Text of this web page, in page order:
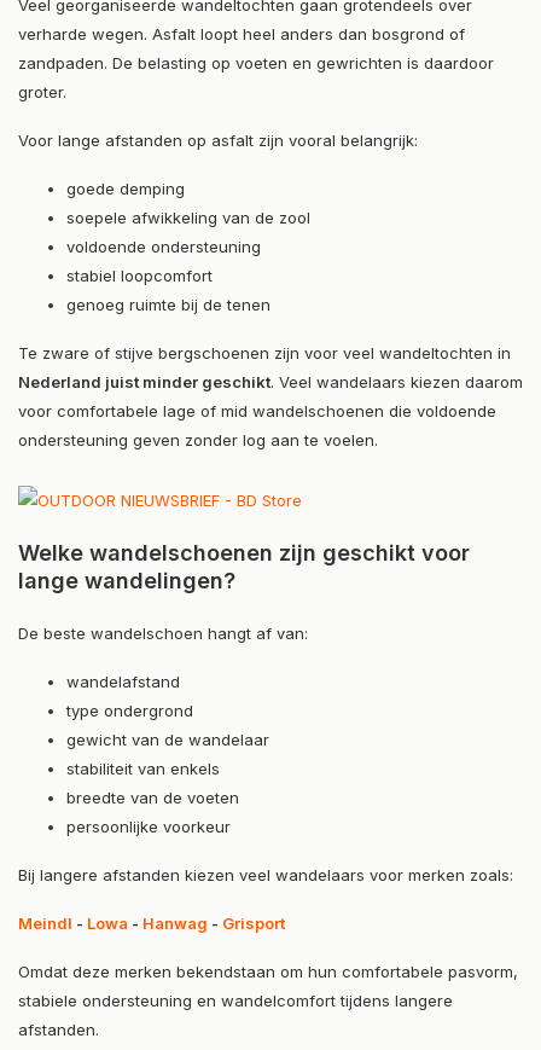
Veel georganiseerde wandeltochten gaan grotendeels over
verharde wegen. Asfalt loopt heel anders dan bosgrond of
zandpaden. De belasting op voeten en gewrichten is daardoor
groter.
Voor lange afstanden op asfalt zijn vooral belangrijk:
goede demping
soepele afwikkeling van de zool
voldoende ondersteuning
stabiel loopcomfort
genoeg ruimte bij de tenen
Te zware of stijve bergschoenen zijn voor veel wandeltochten in
Nederland juist minder geschikt. Veel wandelaars kiezen daarom
voor comfortabele lage of mid wandelschoenen die voldoende
ondersteuning geven zonder log aan te voelen.
Welke wandelschoenen zijn geschikt voor
lange wandelingen?
De beste wandelschoen hangt af van:
wandelafstand
type ondergrond
gewicht van de wandelaar
stabiliteit van enkels
breedte van de voeten
persoonlijke voorkeur
Bij langere afstanden kiezen veel wandelaars voor merken zoals:
Meindl - Lowa - Hanwag - Grisport
Omdat deze merken bekendstaan om hun comfortabele pasvorm,
stabiele ondersteuning en wandelcomfort tijdens langere
afstanden.